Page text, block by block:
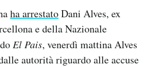
ha arrestatoDani Alves, ex
e della Nazionale
El Pais, venerdì mattina Alves
autorità riguardo alle accuse